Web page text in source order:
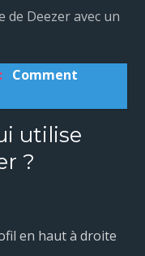
de Deezer avec un
Comment
utilise
?
en haut à droite